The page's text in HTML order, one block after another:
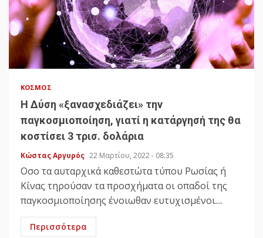
ΚΌΣΜΟΣ
Η Δύση «ξανασχεδιάζει» την
παγκοσμιοποίηση, γιατί η κατάργησή της θα
κοστίσει 3 τρισ. δολάρια
Κώστας Αργυρός 22 Μαρτίου, 2022 - 08:35
Οσο τα αυταρχικά καθεστώτα τύπου Ρωσίας ή
Κίνας τηρούσαν τα προσχήματα οι οπαδοί της
παγκοσμιοποίησης ένοιωθαν ευτυχισμένοι....
Περισσότερα